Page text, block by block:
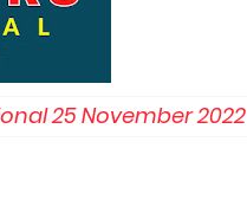
25 November 2022